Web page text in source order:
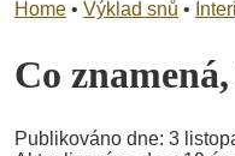
Home • Výklad snů •
Co
Publikováno dne: 3